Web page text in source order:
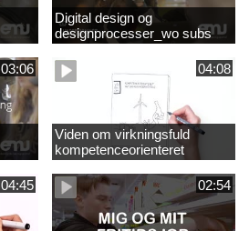
Digital design og
designprocesser_wo subs
03:06 04:08
Viden om virkningsfuld
kompetenceorienteret
naturfagsundervisning
04:45
02:54